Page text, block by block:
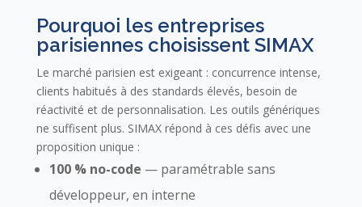
Pourquoi les entreprises
parisiennes choisissent SIMAX
Le marché parisien est exigeant : concurrence intense,
clients habitués à des standards élevés, besoin de
réactivité et de personnalisation. Les outils génériques
ne suffisent plus. SIMAX répond à ces défis avec une
proposition unique :
100 % no-code — paramétrable sans
développeur, en interne